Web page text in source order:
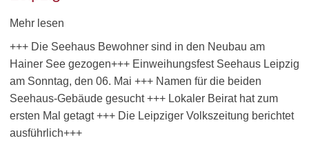
Mehr lesen
+++ Die Seehaus Bewohner sind in den Neubau am
Hainer See gezogen+++ Einweihungsfest Seehaus Leipzig
am Sonntag, den 06. Mai +++ Namen für die beiden
Seehaus-Gebäude gesucht +++ Lokaler Beirat hat zum
ersten Mal getagt +++ Die Leipziger Volkszeitung berichtet
ausführlich+++